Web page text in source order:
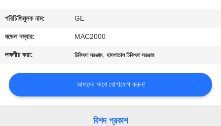
গুণমান
নিয়ন্ত্রণ
আমাদের
সাথে
পরিচিতিমুলক নাম: GE
মডেল নম্বার: MAC2000
লক্ষণীয় করা: চিকিৎসা সরঞ্জাম,হাসপাতাল চিকিৎসা সরঞ্জাম
আমাদের সাথে যোগাযোগ করুন!
বিশদ প্রকাশ